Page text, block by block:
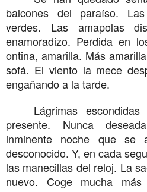
balcones del paraíso.
verdes. Las amapolas
enamoradizo. Perdida en
ontina, amarilla. Más
sofá. El viento la mece
engañando a la tarde.
Lágrimas
presente. Nunca
inminente noche que se
desconocido. Y, en cada
las manecillas del reloj. La
nuevo. Coge mucha